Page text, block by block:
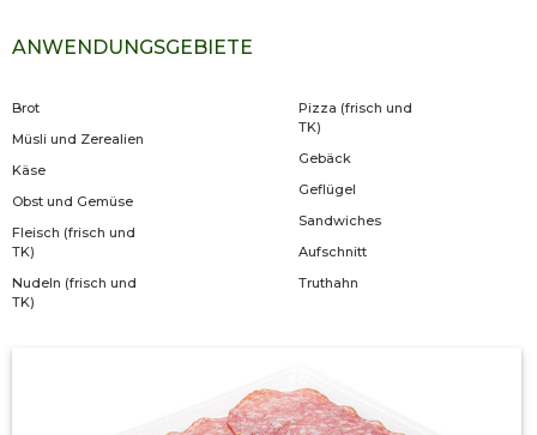
ANWENDUNGSGEBIETE
Brot
Müsli und Zerealien
Käse
Obst und Gemüse
Fleisch (frisch und
TK)
Nudeln (frisch und
TK)
Pizza (frisch und
TK)
Gebäck
Geflügel
Sandwiches
Aufschnitt
Truthahn